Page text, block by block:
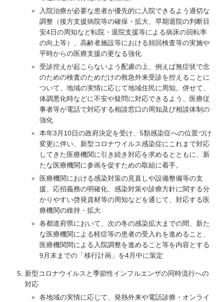
入院治療が必要な患者が優先的に入院できるよう適切な
調整（後方支援病院等の確保・拡大、早期退院の判断目
安4日の周知など転院・退院支援等による病床の回転率
の向上等）、高齢者施設等における頻回検査等の実施や
平時からの医療支援の更なる強化
受診控えが起こらないよう配慮の上、例えば無症状で念
のための検査のためだけの救急外来受診を控えることに
ついて、地域の実情に応じて地域住民に周知。併せて、
体調悪化時などに不安や疑問に対応できるよう、医療従
事者等が電話で対応する相談窓口の周知及び相談体制の
強化
本年3月10日の政府決定を受け、5類感染症への位置づけ
変更に伴い、新型コロナウイルス感染症にこれまで対応
してきた医療機関に引き続き対応を求めるとともに、新
たな医療機関に参画を促すための取組に着手。
医療機関における感染対策の見直しや設備整備等の支
援、応招義務の明確化、感染対策や診療方針に関する分
かりやすい啓発資材等の周知などを通じて、対応する医
療機関の維持・拡大
各都道府県において、次の冬の感染拡大までの間、新た
な医療機関による軽症等の患者の受入れを進めること、
医療機関間による入院調整を進めること等を内容とする
9月末までの「移行計画」を4月中に策定
新型コロナウイルスと季節性インフルエンザの同時流行への
対応
各地域の実情に応じて、発熱外来や電話診療・オンライ